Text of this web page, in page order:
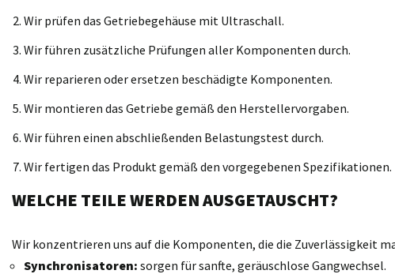
Wir prüfen das Getriebegehäuse mit Ultraschall.
Wir führen zusätzliche Prüfungen aller Komponenten durch.
Wir reparieren oder ersetzen beschädigte Komponenten.
Wir montieren das Getriebe gemäß den Herstellervorgaben.
Wir führen einen abschließenden Belastungstest durch.
Wir fertigen das Produkt gemäß den vorgegebenen Spezifikationen.
WELCHE TEILE WERDEN AUSGETAUSCHT?
Wir konzentrieren uns auf die Komponenten, die die Zuverlässigkeit
Synchronisatoren: sorgen für sanfte, geräuschlose Gangwechsel.